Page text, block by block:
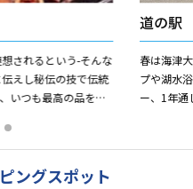
されるという-そんな
えし秘伝の技で伝統
いつも最高の品をお
道の駅
春は海津
プや湖水
ー、1年通
ングスポット